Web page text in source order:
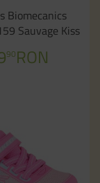
Biomecanics
Sauvage Kiss
90RON